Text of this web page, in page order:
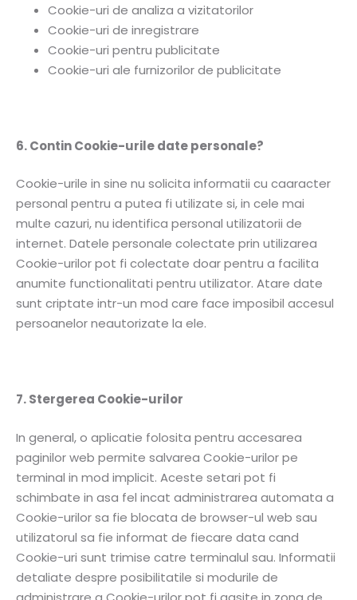
Cookie-uri de analiza a vizitatorilor
Cookie-uri de inregistrare
Cookie-uri pentru publicitate
Cookie-uri ale furnizorilor de publicitate
6. Contin Cookie-urile date personale?
Cookie-urile in sine nu solicita informatii cu caaracter
personal pentru a putea fi utilizate si, in cele mai
multe cazuri, nu identifica personal utilizatorii de
internet. Datele personale colectate prin utilizarea
Cookie-urilor pot fi colectate doar pentru a facilita
anumite functionalitati pentru utilizator. Atare date
sunt criptate intr-un mod care face imposibil accesul
persoanelor neautorizate la ele.
7. Stergerea Cookie-urilor
In general, o aplicatie folosita pentru accesarea
paginilor web permite salvarea Cookie-urilor pe
terminal in mod implicit. Aceste setari pot fi
schimbate in asa fel incat administrarea automata a
Cookie-urilor sa fie blocata de browser-ul web sau
utilizatorul sa fie informat de fiecare data cand
Cookie-uri sunt trimise catre terminalul sau. Informatii
detaliate despre posibilitatile si modurile de